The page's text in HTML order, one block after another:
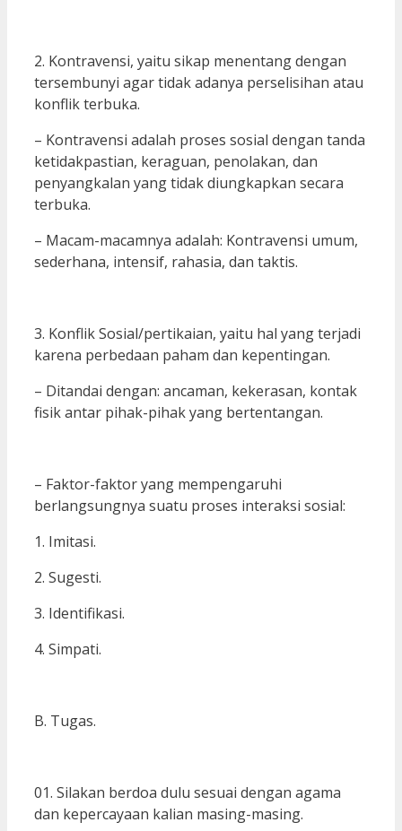
2. Kontravensi, yaitu sikap menentang dengan
tersembunyi agar tidak adanya perselisihan atau
konflik terbuka.
– Kontravensi adalah proses sosial dengan tanda
ketidakpastian, keraguan, penolakan, dan
penyangkalan yang tidak diungkapkan secara
terbuka.
– Macam-macamnya adalah: Kontravensi umum,
sederhana, intensif, rahasia, dan taktis.
3. Konflik Sosial/pertikaian, yaitu hal yang terjadi
karena perbedaan paham dan kepentingan.
– Ditandai dengan: ancaman, kekerasan, kontak
fisik antar pihak-pihak yang bertentangan.
– Faktor-faktor yang mempengaruhi
berlangsungnya suatu proses interaksi sosial:
1. Imitasi.
2. Sugesti.
3. Identifikasi.
4. Simpati.
B. Tugas.
01. Silakan berdoa dulu sesuai dengan agama
dan kepercayaan kalian masing-masing.